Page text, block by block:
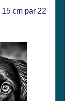
cm par 22